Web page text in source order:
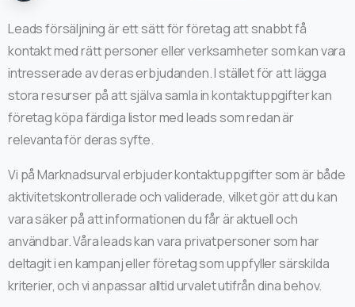
Leads försäljning är ett sätt för företag att snabbt få
kontakt med rätt personer eller verksamheter som kan vara
intresserade av deras erbjudanden. I stället för att lägga
stora resurser på att själva samla in kontaktuppgifter kan
företag köpa färdiga listor med leads som redan är
relevanta för deras syfte.
Vi på Marknadsurval erbjuder kontaktuppgifter som är både
aktivitetskontrollerade och validerade, vilket gör att du kan
vara säker på att informationen du får är aktuell och
användbar. Våra leads kan vara privatpersoner som har
deltagit i en kampanj eller företag som uppfyller särskilda
kriterier, och vi anpassar alltid urvalet utifrån dina behov.